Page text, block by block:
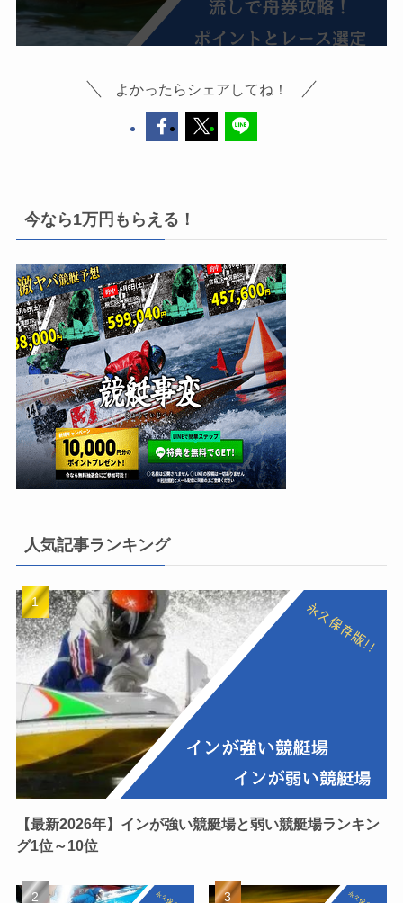
よかったらシェアしてね！
今なら1万円もらえる！
人気記事ランキング
【最新2026年】インが強い競艇場と弱い競艇場ランキン
グ1位～10位